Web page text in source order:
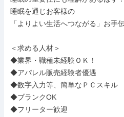
睡眠を通じお客様の
「よりよい生活へつながる」お手
＜求める人材＞
◆業界・職種未経験ＯＫ！
◆アパレル販売経験者優遇
◆数字入力等、簡単なＰＣスキル
◆ブランクOK
◆フリーター歓迎